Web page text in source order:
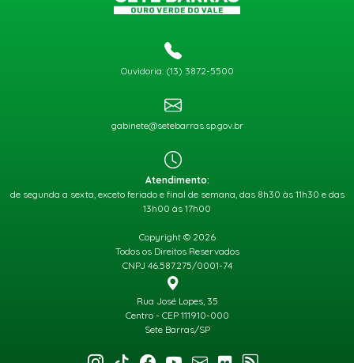
Ouvidoria: (13) 3872-5500
gabinete@setebarras.sp.gov.br
Atendimento:
de segunda a sexta, exceto feriado e final de semana, das 8h30 às 11h30 e das
13h00 às 17h00
Copyright © 2026
Todos os Direitos Reservados
CNPJ 46.587.275/0001-74
Rua José Lopes, 35
Centro - CEP 111910-000
Sete Barras/SP